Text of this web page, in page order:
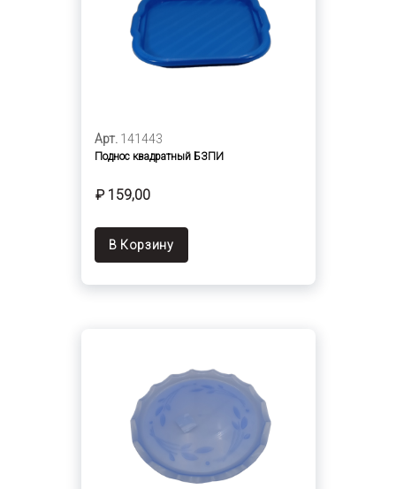
Арт. 141443
Поднос квадратный БЗПИ
₽ 159,00
В Корзину